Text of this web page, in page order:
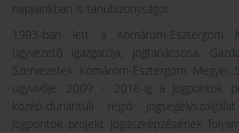
napjainkban is tanúbizonyságot.
1993-ban lett a Komárom-Esztergom
ügyvezető igazgatója, jogtanácsosa.
Szervezetek Komárom-Esztergom Megyei
ügyvivője. 2009 – 2016-ig a Jogpontok
közép-dunántúli régió
Jogpontok projekt jogászképzésének